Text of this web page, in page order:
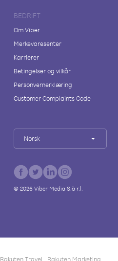
BEDRIFT
Om Viber
Merkevaresenter
Karrierer
Betingelser og vilkår
Personvernerklæring
Customer Complaints Code
Norsk
© 2026Viber Media S.à r.l.
Rakuten Travel Rakuten Marketing